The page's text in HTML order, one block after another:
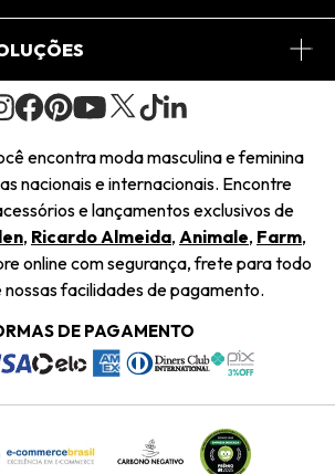
encontra moda masculina e feminina
nacionais e internacionais. Encontre
e lançamentos exclusivos de
, Ricardo Almeida, Animale, Farm,
online com segurança, frete para todo
facilidades de pagamento.
DE PAGAMENTO